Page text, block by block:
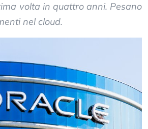
volta in quattro anni. Pesano
nel cloud.